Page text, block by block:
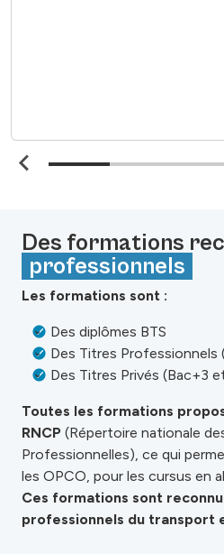
Des formations
professionnels
Les formations sont :
Des diplômes BTS
Des Titres Professionnels
Des Titres Privés (Bac+3
Toutes les formations
RNCP (Répertoire nationale
Professionnelles), ce qui
les OPCO, pour les cursus en
Ces formations sont
professionnels du transport